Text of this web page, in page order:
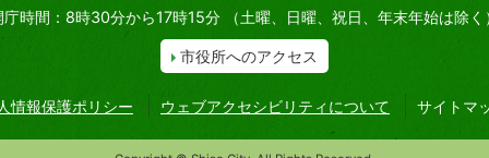
庁時間：8時30分から17時15分
（土曜、日曜、祝日、年末年始は除く
市役所へのアクセス
情報保護ポリシー ウェブアクセシビリティについて サイトマ